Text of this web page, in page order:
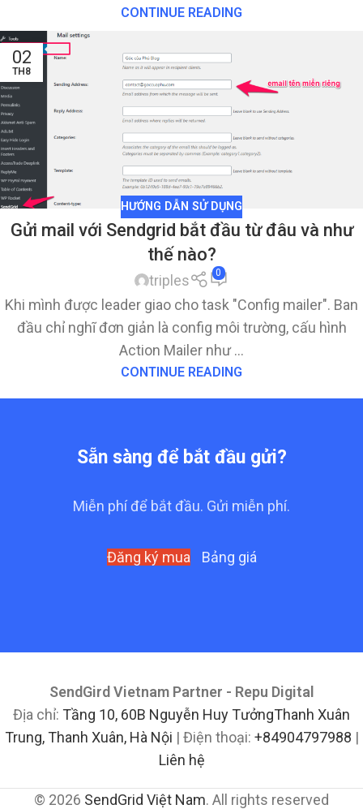
CONTINUE READING
02
TH8
HƯỚNG DẪN SỬ DỤNG
Gửi mail với Sendgrid bắt đầu từ đâu và như
thế nào?
triples 0
Khi mình được leader giao cho task "Config mailer". Ban
đầu chỉ nghĩ đơn giản là config môi trường, cấu hình
Action Mailer như ...
CONTINUE READING
Sẵn sàng để bắt đầu gửi?
Miễn phí để bắt đầu. Gửi miễn phí.
Đăng ký mua Bảng giá
SendGird Vietnam Partner - Repu Digital
Địa chỉ: Tầng 10, 60B Nguyễn Huy TưởngThanh Xuân
Trung, Thanh Xuân, Hà Nội | Điện thoại: +84904797988 |
Liên hệ
© 2026 SendGrid Việt Nam. All rights reserved